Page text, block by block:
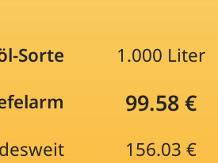
Sorte 1.000 Liter
99.58 €
156.03 €